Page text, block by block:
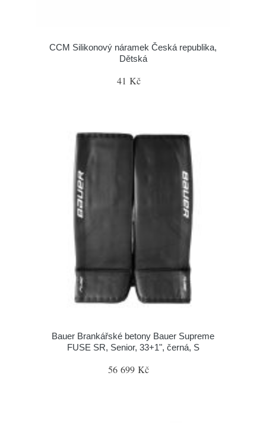
CCM Silikonový náramek Česká republika,
Dětská
41 Kč
Bauer Brankářské betony Bauer Supreme
FUSE SR, Senior, 33+1", černá, S
56 699 Kč